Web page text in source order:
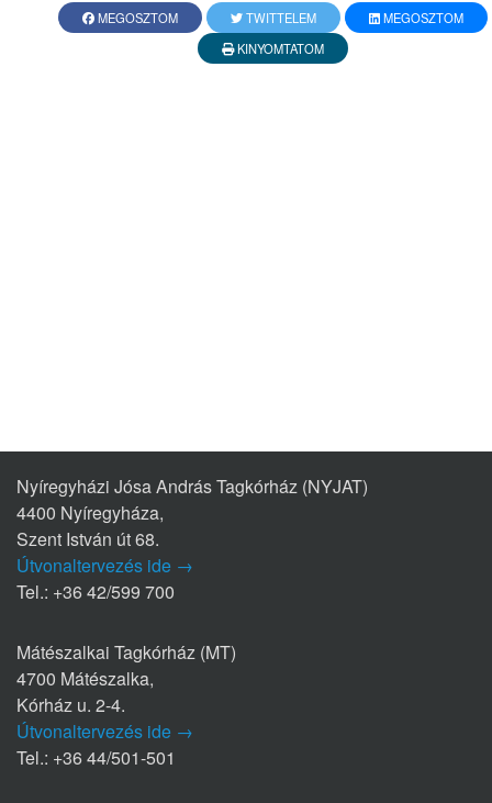
MEGOSZTOM TWITTELEM
MEGOSZTOM
KINYOMTATOM
Nyíregyházi Jósa András Tagkórház (NYJAT)
4400 Nyíregyháza,
Szent István út 68.
Útvonaltervezés ide →
Tel.: +36 42/599 700
Mátészalkai Tagkórház (MT)
4700 Mátészalka,
Kórház u. 2-4.
Útvonaltervezés ide →
Tel.: +36 44/501-501